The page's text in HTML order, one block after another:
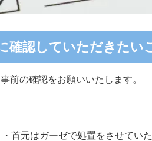
確認していただきたい
前の確認をお願いいたします。
首元はガーゼで処置をさせてい